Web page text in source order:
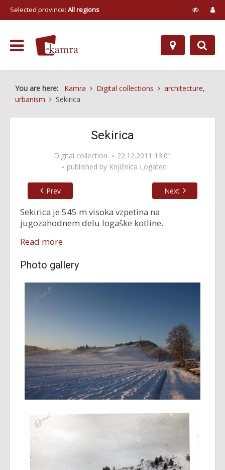
Selected province: All regions
You are here: Kamra Digital collections
architecture,
urbanism
Sekirica
Sekirica
Digital collection
22.12.2011 13:01
published by Knjižnica Logatec
Prev Next
Sekirica je 545 m visoka vzpetina na
jugozahodnem delu logaške kotline.
Read more
Photo gallery